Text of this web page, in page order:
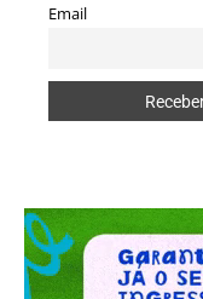
Email